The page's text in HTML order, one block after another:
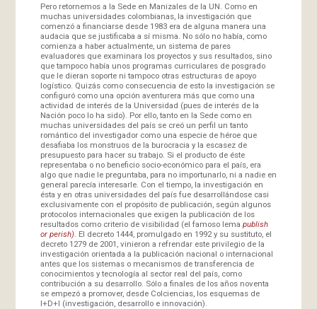
Pero retornemos a la Sede en Manizales de la UN. Como en
muchas universidades colombianas, la investigación que
comenzó a financiarse desde 1983 era de alguna manera una
audacia que se justificaba a sí misma. No sólo no había, como
comienza a haber actualmente, un sistema de pares
evaluadores que examinara los proyectos y sus resultados, sino
que tampoco había unos programas curriculares de posgrado
que le dieran soporte ni tampoco otras estructuras de apoyo
logístico. Quizás como consecuencia de esto la investigación se
configuró como una opción aventurera más que como una
actividad de interés de la Universidad (pues de interés de la
Nación poco lo ha sido). Por ello, tanto en la Sede como en
muchas universidades del país se creó un perfil un tanto
romántico del investigador como una especie de héroe que
desafiaba los monstruos de la burocracia y la escasez de
presupuesto para hacer su trabajo. Si el producto de éste
representaba o no beneficio socio-económico para el país, era
algo que nadie le preguntaba, para no importunarlo, ni a nadie en
general parecía interesarle. Con el tiempo, la investigación en
ésta y en otras universidades del país fue desarrollándose casi
exclusivamente con el propósito de publicación, según algunos
protocolos internacionales que exigen la publicación de los
resultados como criterio de visibilidad (el famoso lema publish
or perish) . El decreto 1444, promulgado en 1992 y su sustituto, el
decreto 1279 de 2001, vinieron a refrendar este privilegio de la
investigación orientada a la publicación nacional o internacional
antes que los sistemas o mecanismos de transferencia de
conocimientos y tecnología al sector real del país, como
contribución a su desarrollo. Sólo a finales de los años noventa
se empezó a promover, desde Colciencias, los esquemas de
I+D+I (investigación, desarrollo e innovación).